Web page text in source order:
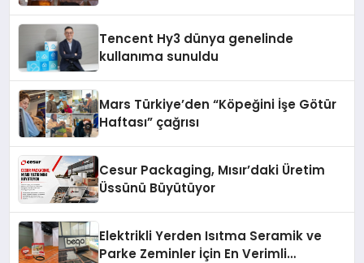
Tencent Hy3 dünya genelinde
kullanıma sunuldu
Mars Türkiye’den “Köpeğini İşe Götür
Haftası” çağrısı
Cesur Packaging, Mısır’daki Üretim
Üssünü Büyütüyor
Elektrikli Yerden Isıtma Seramik ve
Parke Zeminler İçin En Verimli